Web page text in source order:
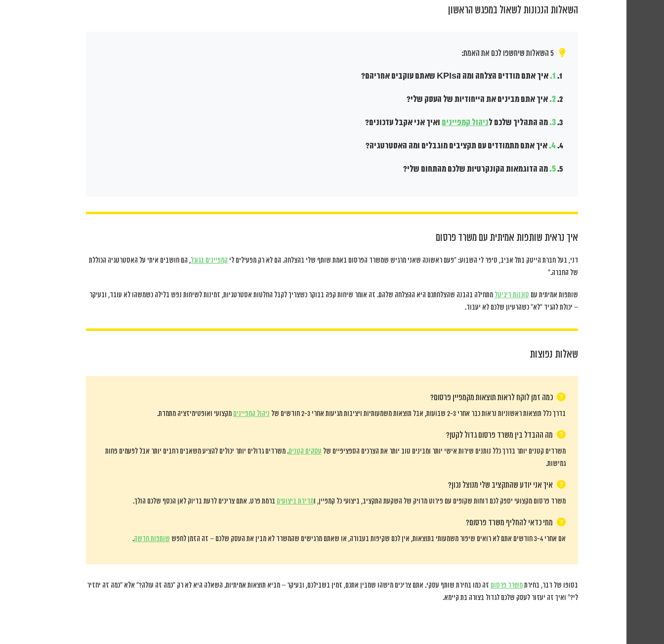
השאלות הנכונות לשאול במפגש הראשון
5 השאלות שיחשפו לכם את האמת:
1. איך אתם מודדים הצלחה ומה הKPIs שאתם עוקבים אחריהם?
2. איך אתם מבינים את הייחודיות של העסק שלי?
3. מה התהליך שלכם לניהול קמפיינים ואיך אני אקבל עדכונים?
4. איך אתם מתמודדים עם תקציבים מוגבלים ומה האסטרטגיה?
5. מה הדוגמאות הקונקרטיות שלכם מהתחום שלי?
איך נראית שותפות אמיתית עם משרד פרסום
דני, בעל חברת הייטק בתל אביב, סיפר לי השבוע: “פעם ראשונה שאני מרגיש שמשרד הפרסום באמת שותף שלי בהצלחה. הם לא רק מפעילים לי קמפיינים בגוגל, הם חושבים איתי על האסטרטגיה הכוללת
של החברה.”
שותפות אמיתית עם סוכנות דיגיטל מתחילה בהבנה שהצלחתכם היא ההצלחה שלהם. זה אומר שיחות קפה בבוקר כשצריך לקבל החלטות אסטרטגיות, זמינות לשיחות נפש בלילה כשמשהו לא עובד, ובעיקר
– יכולת להגיד “לא” כשהרעיון שלכם לא יעבוד.
שאלות נפוצות
כמה זמן לוקח לראות תוצאות מקמפיין פרסום?
בדרך כלל תוצאות ראשוניות נראות כבר אחרי 2-3 שבועות, אבל תוצאות משמעותיות ויציבות מגיעות אחרי 2-3 חודשים של ניהול קמפיינים מקצועי ואופטימיזציה מתמדת.
מה ההבדל בין משרד פרסום גדול לקטן?
משרדים קטנים יותר בדרך כלל נותנים שירות אישי יותר ומבינים טוב יותר את הצרכים הספציפיים של עסקים קטנים. משרדים גדולים יותר יכולים להציע משאבים רחבים יותר אבל לפעמים פחות
גמישות.
איך אני יודע שהתקציב שלי מנוצל נכון?
משרד פרסום מקצועי יספק לכם דוחות שקופים עם פירוט מדויק של השקעת התקציב, ביצועי כל קמפיין, ומדידת ביצועים ברמת פרט. אתם צריכים לדעת בדיוק לאן הכסף שלכם הולך.
מתי כדאי להחליף משרד פרסום?
אם אחרי 3-4 חודשים אתם לא רואים שיפור משמעותי בתוצאות, אין לכם שקיפות בעבודה, או שאתם מרגישים שהמשרד לא מבין את העסק שלכם – זה הזמן לחפש שותפות חדשה.
בסופו של דבר, בחירתמשרד פרסום זה כמו בחירת שותף עסקי. אתם צריכים מישהו שמבין אתכם, זמין בשבילכם, ובעיקר – מביא תוצאות אמיתיות. השאלה היא לא רק “כמה זה עולה?” אלא “כמה זה יחזיר
לי?” ואיך זה יעזור לעסק שלכם לגדול בצורה בת קיימא.